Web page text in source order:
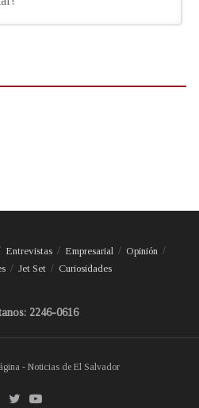
Entrevistas Empresarial
Opinión
Jet Set Curiosidades
2246-0616
- Noticias de El Salvador